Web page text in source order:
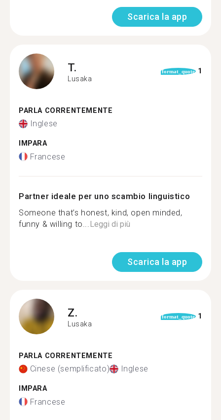
Scarica la app
T.
Lusaka
format_quote 1
PARLA CORRENTEMENTE
Inglese
IMPARA
Francese
Partner ideale per uno scambio linguistico
Someone that’s honest, kind, open minded,
funny & willing to... Leggi di più
Scarica la app
Z.
Lusaka
format_quote 1
PARLA CORRENTEMENTE
Cinese (semplificato) Inglese
IMPARA
Francese